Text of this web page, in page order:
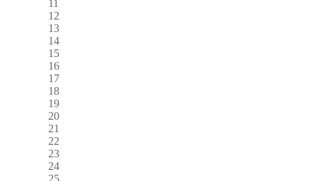
11
12
13
14
15
16
17
18
19
20
21
22
23
24
25